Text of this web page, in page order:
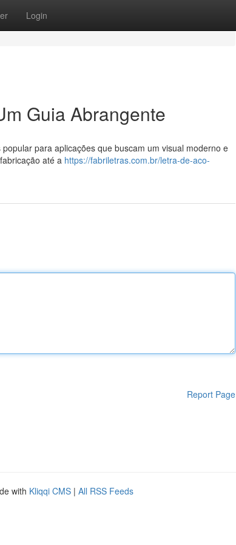
Login
Guia Abrangente
para aplicações que buscam um visual moderno e
até a https://fabriletras.com.br/letra-de-aco-
Report Page
with Kliqqi CMS | All RSS Feeds